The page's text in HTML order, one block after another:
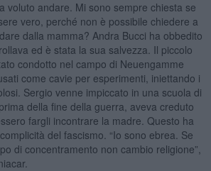
voluto andare. Mi sono sempre chiesta se
vero, perché non è possibile chiedere a
dalla mamma? Andra Bucci ha obbedito
ed è stata la sua salvezza. Il piccolo
condotto nel campo di Neuengamme
come cavie per esperimenti, iniettando i
Sergio venne impiccato in una scuola di
della fine della guerra, aveva creduto
fargli incontrare la madre. Questo ha
del fascismo. “Io sono ebrea. Se
di concentramento non cambio religione”,